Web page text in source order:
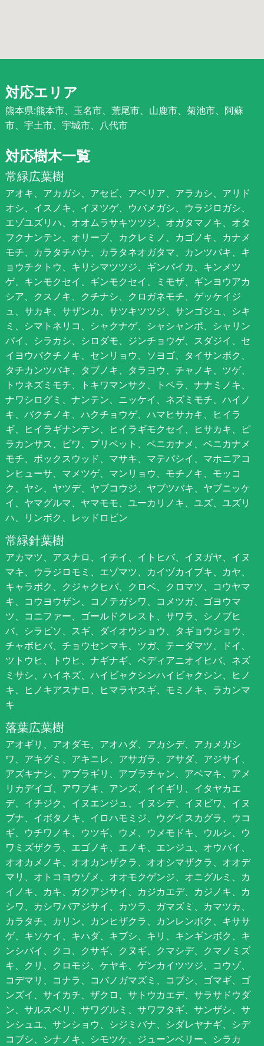
対応エリア
熊本県:熊本市、玉名市、荒尾市、山鹿市、菊池市、阿蘇
市、宇土市、宇城市、八代市
対応樹木一覧
常緑広葉樹
アオキ、アカガシ、アセビ、アベリア、アラカシ、アリド
オシ、イスノキ、イヌツゲ、ウバメガシ、ウラジロガシ、
エゾユズリハ、オオムラサキツツジ、オガタマノキ、オタ
フクナンテン、オリーブ、カクレミノ、カゴノキ、カナメ
モチ、カラタチバナ、カラタネオガタマ、カンツバキ、キ
ョウチクトウ、キリシマツツジ、ギンバイカ、キンメツ
ゲ、キンモクセイ、ギンモクセイ、ミモザ、ギンヨウアカ
シア、クスノキ、クチナシ、クロガネモチ、ゲッケイジ
ュ、サカキ、サザンカ、サツキツツジ、サンゴジュ、シキ
ミ、シマトネリコ、シャクナゲ、シャシャンポ、シャリン
バイ、シラカシ、シロダモ、ジンチョウゲ、スダジイ、セ
イヨウバクチノキ、センリョウ、ソヨゴ、タイサンボク、
タチカンツバキ、タブノキ、タラヨウ、チャノキ、ツゲ、
トウネズミモチ、トキワマンサク、トベラ、ナナミノキ、
ナワシログミ、ナンテン、ニッケイ、ネズミモチ、ハイノ
キ、バクチノキ、ハクチョウゲ、ハマヒサカキ、ヒイラ
ギ、ヒイラギナンテン、ヒイラギモクセイ、ヒサカキ、ピ
ラカンサス、ビワ、プリペット、ベニカナメ、ベニカナメ
モチ、ボックスウッド、マサキ、マテバシイ、マホニアコ
ンヒューサ、マメツゲ、マンリョウ、モチノキ、モッコ
ク、ヤシ、ヤツデ、ヤブコウジ、ヤブツバキ、ヤブニッケ
イ、ヤマグルマ、ヤマモモ、ユーカリノキ、ユズ、ユズリ
ハ、リンボク、レッドロビン
常緑針葉樹
アカマツ、アスナロ、イチイ、イトヒバ、イヌガヤ、イヌ
マキ、ウラジロモミ、エゾマツ、カイヅカイブキ、カヤ、
キャラボク、クジャクヒバ、クロベ、クロマツ、コウヤマ
キ、コウヨウザン、コノテガシワ、コメツガ、ゴヨウマ
ツ、コニファー、ゴールドクレスト、サワラ、シノブヒ
バ、シラビソ、スギ、ダイオウショウ、タギョウショウ、
チャボヒバ、チョウセンマキ、ツガ、テーダマツ、ドイ、
ツトウヒ、トウヒ、ナギナギ、ペディアニオイヒバ、ネズ
ミサシ、ハイネズ、ハイビャクシンハイビャクシン、ヒノ
キ、ヒノキアスナロ、ヒマラヤスギ、モミノキ、ラカンマ
キ
落葉広葉樹
アオギリ、アオダモ、アオハダ、アカシデ、アカメガシ
ワ、アキグミ、アキニレ、アサガラ、アサダ、アジサイ、
アズキナシ、アブラギリ、アブラチャン、アベマキ、アメ
リカデイゴ、アワブキ、アンズ、イイギリ、イタヤカエ
デ、イチジク、イヌエンジュ、イヌシデ、イヌビワ、イヌ
ブナ、イボタノキ、イロハモミジ、ウグイスカグラ、ウコ
ギ、ウチワノキ、ウツギ、ウメ、ウメモドキ、ウルシ、ウ
ワミズザクラ、エゴノキ、エノキ、エンジュ、オウバイ、
オオカメノキ、オオカンザクラ、オオシマザクラ、オオデ
マリ、オトコヨウゾメ、オオモクゲンジ、オニグルミ、カ
イノキ、カキ、ガクアジサイ、カジカエデ、カジノキ、カ
シワ、カシワバアジサイ、カツラ、ガマズミ、カマツカ、
カラタチ、カリン、カンヒザクラ、カンレンボク、キササ
ゲ、キソケイ、キハダ、キブシ、キリ、キンギンボク、キ
ンシバイ、クコ、クサギ、クヌギ、クマシデ、クマノミズ
キ、クリ、クロモジ、ケヤキ、ゲンカイツツジ、コウゾ、
コデマリ、コナラ、コバノガマズミ、コブシ、ゴマギ、ゴ
ンズイ、サイカチ、ザクロ、サトウカエデ、サラサドウダ
ン、サルスベリ、サワグルミ、サワフタギ、サンザシ、サ
ンシュユ、サンショウ、シジミバナ、シダレヤナギ、シデ
コブシ、シナノキ、シモツケ、ジューンベリー、シラカ